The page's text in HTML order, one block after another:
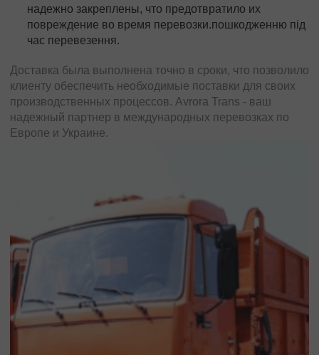
надежно закреплены, что предотвратило их
повреждение во время перевозки.пошкодженню під
час перевезення.
Доставка была выполнена точно в сроки, что позволило
клиенту обеспечить необходимые поставки для своих
производственных процессов. Avrora Trans - ваш
надежный партнер в международных перевозках по
Европе и Украине.